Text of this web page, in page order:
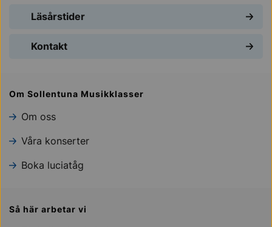
Läsårstider
Kontakt
Om Sollentuna Musikklasser
Om oss
Våra konserter
Boka luciatåg
Så här arbetar vi